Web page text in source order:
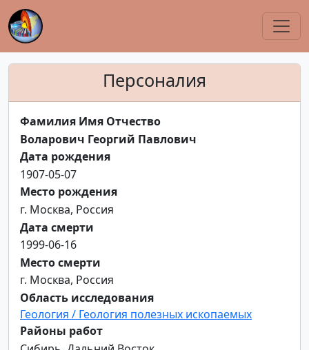
Персоналия
Фамилия Имя Отчество
Воларович Георгий Павлович
Дата рождения
1907-05-07
Место рождения
г. Москва, Россия
Дата смерти
1999-06-16
Место смерти
г. Москва, Россия
Область исследования
Геология / Геология полезных ископаемых
Районы работ